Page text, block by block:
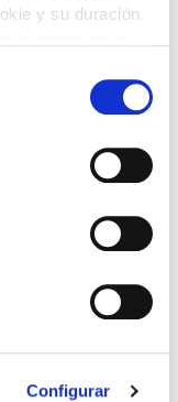
y su duración.
en el navegador.
navegar en
que aún
Google
Configurar